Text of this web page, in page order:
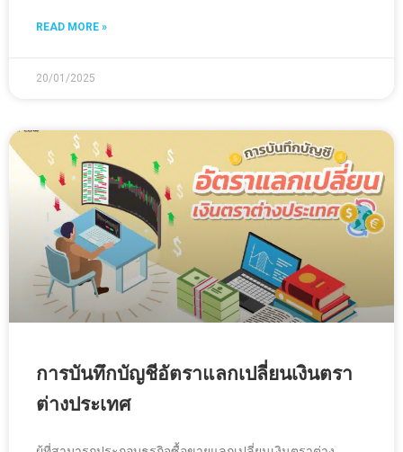
READ MORE »
20/01/2025
การบันทึกบัญชีอัตราแลกเปลี่ยนเงินตรา
ต่างประเทศ